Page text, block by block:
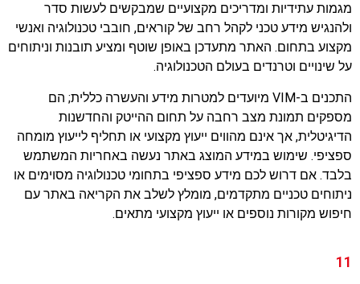
מגמות עתידיות ומדריכים מקצועיים שמבקשים לעשות סדר
ולהנגיש מידע טכני לקהל רחב של קוראים, חובבי טכנולוגיה ואנשי
מקצוע בתחום. האתר מתעדכן באופן שוטף ומציע תובנות וניתוחים
על שינויים וטרנדים בעולם הטכנולוגיה.
התכנים ב-VIM מיועדים למטרות מידע והעשרה כללית; הם
מספקים תמונת מצב רחבה על תחום ההייטק והחדשנות
הדיגיטלית, אך אינם מהווים ייעוץ מקצועי או תחליף לייעוץ מומחה
ספציפי. שימוש במידע המוצג באתר נעשה באחריות המשתמש
בלבד. אם דרוש לכם מידע ספציפי בתחומי טכנולוגיה מסוימים או
ניתוחים טכניים מתקדמים, מומלץ לשלב את הקריאה באתר עם
חיפוש מקורות נוספים או ייעוץ מקצועי מתאים.
11